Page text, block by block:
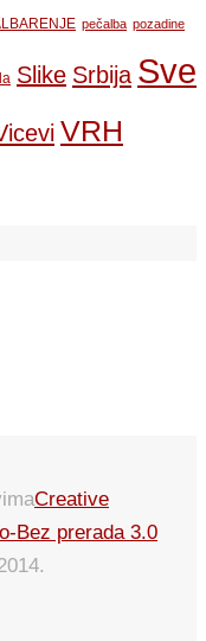
pečalba pozadine
Slike Srbija Sve
VRH
Creative
Bez prerada 3.0